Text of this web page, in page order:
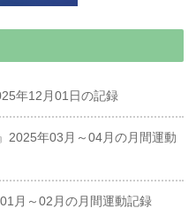
年12月01日の記録
2025年03月～04月の月間運動
月～02月の月間運動記録